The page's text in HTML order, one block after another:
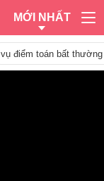
MỚI NHẤT
vụ điểm toán bất